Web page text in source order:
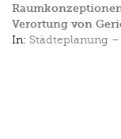
Verortung von
In: Städteplanung